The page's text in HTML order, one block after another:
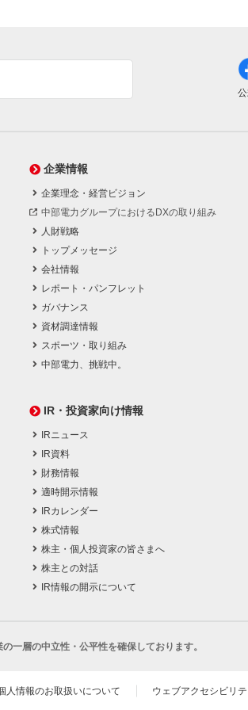
企業情報
企業理念・経営ビジョン
中部電力グループにおけるDXの取り組み
人財戦略
トップメッセージ
会社情報
レポート・パンフレット
ガバナンス
資材調達情報
スポーツ・取り組み
中部電力、挑戦中。
IR・投資家向け情報
IRニュース
IR資料
財務情報
適時開示情報
IRカレンダー
株式情報
株主・個人投資家の皆さまへ
株主との対話
IR情報の開示について
一層の中立性・公平性を確保しております。
人情報のお取扱いについて ウェブアクセシビリテ